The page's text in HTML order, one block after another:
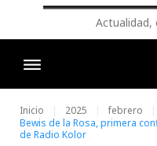
Actualidad,
Inicio 2025 febrero
Bewis de la Rosa, primera
de Radio Kolor